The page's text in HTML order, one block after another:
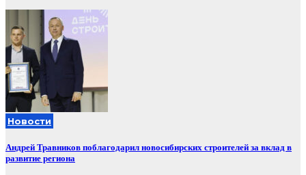
Новости
Андрей Травников поблагодарил новосибирских строителей за вклад в
развитие региона